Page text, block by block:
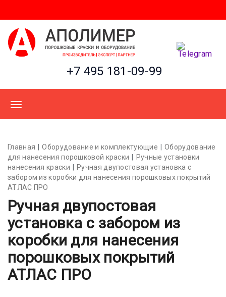
+7 495 181-09-99
Главная Оборудование и комплектующие
Оборудование
для нанесения порошковой краски
Ручные установки
нанесения краски
Ручная двупостовая установка с
забором из коробки для нанесения порошковых покрытий
АТЛАС ПРО
Ручная двупостовая
установка с забором из
коробки для нанесения
порошковых покрытий
АТЛАС ПРО